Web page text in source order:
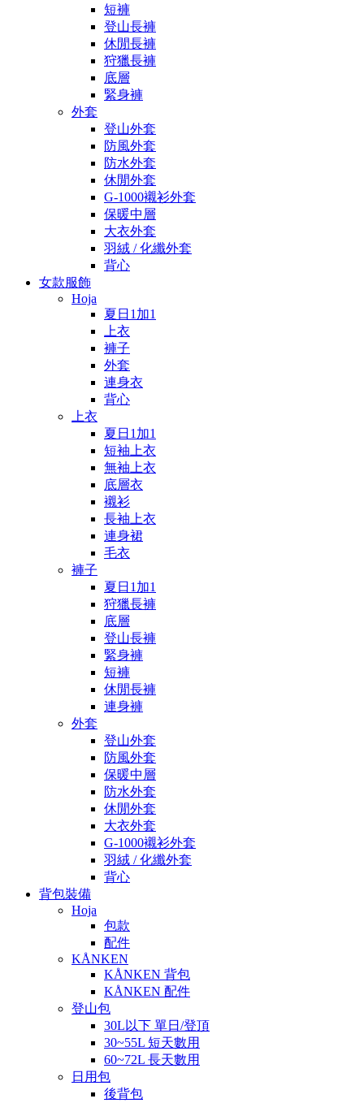
短褲
登山長褲
休閒長褲
狩獵長褲
底層
緊身褲
外套
登山外套
防風外套
防水外套
休閒外套
G-1000襯衫外套
保暖中層
大衣外套
羽絨 / 化纖外套
背心
女款服飾
Hoja
夏日1加1
上衣
褲子
外套
連身衣
背心
上衣
夏日1加1
短袖上衣
無袖上衣
底層衣
襯衫
長袖上衣
連身裙
毛衣
褲子
夏日1加1
狩獵長褲
底層
登山長褲
緊身褲
短褲
休閒長褲
連身褲
外套
登山外套
防風外套
保暖中層
防水外套
休閒外套
大衣外套
G-1000襯衫外套
羽絨 / 化纖外套
背心
背包裝備
Hoja
包款
配件
KÅNKEN
KÅNKEN 背包
KÅNKEN 配件
登山包
30L以下 單日/登頂
30~55L 短天數用
60~72L 長天數用
日用包
後背包